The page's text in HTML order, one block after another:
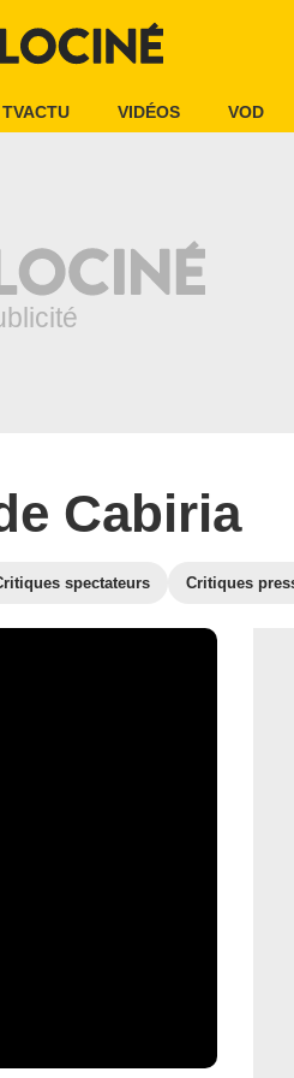
TVACTU VIDÉOS VOD
Cabiria
spectateurs Critiques